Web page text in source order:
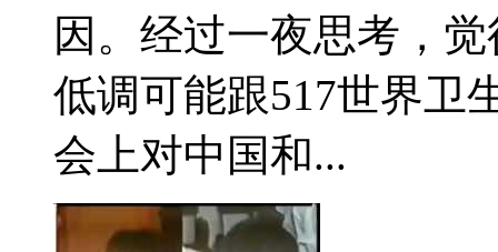
因。经过一夜思考，
低调可能跟517世界卫
会上对中国和...